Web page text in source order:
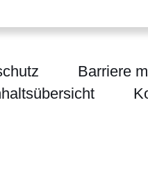
Barriere